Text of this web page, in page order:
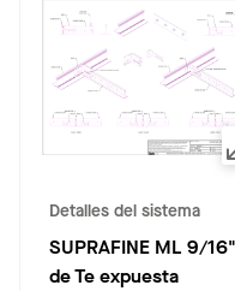
Detalles del sistema
SUPRAFINE ML 9/16"
de Te expuesta